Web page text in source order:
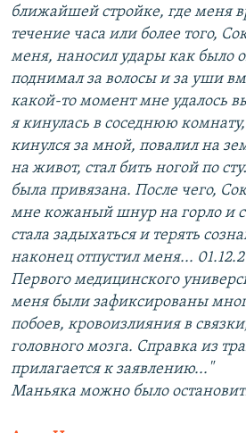
ближайшей стройке, где меня
течение часа или более того,
меня, наносил удары как было
поднимал за волосы и за уши
какой-то момент мне удалось
я кинулась в соседнюю
кинулся за мной, повалил на
на живот, стал бить ногой по
была привязана. После чего,
мне кожаный шнур на горло и
стала задыхаться и терять
наконец отпустил меня...
Первого медицинского
меня были зафиксированы
побоев, кровоизлияния в
головного мозга. Справка из
прилагается к заявлению..."
Маньяка можно было